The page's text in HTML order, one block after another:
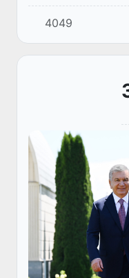
Shavkat
Prezidenti Sadir
4049